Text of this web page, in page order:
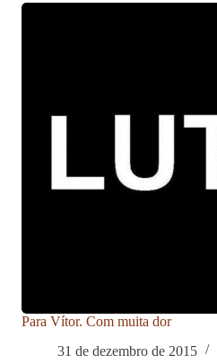
Para Vítor. Com muita dor
31 de dezembro de 2015